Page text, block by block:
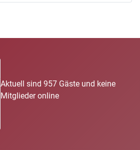
Aktuell sind 957 Gäste und keine
Mitglieder online